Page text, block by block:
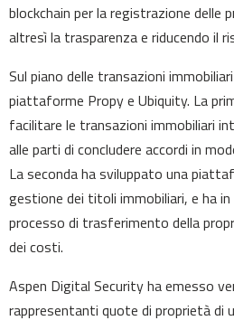
blockchain per la registrazione delle
altresì la trasparenza e riducendo il
Sul piano delle transazioni
piattaforme Propy e Ubiquity. La
facilitare le transazioni immobiliari
alle parti di concludere accordi in
La seconda ha sviluppato una
gestione dei titoli immobiliari, e ha
processo di trasferimento della
dei costi.
Aspen Digital Security ha emesso
rappresentanti quote di proprietà di